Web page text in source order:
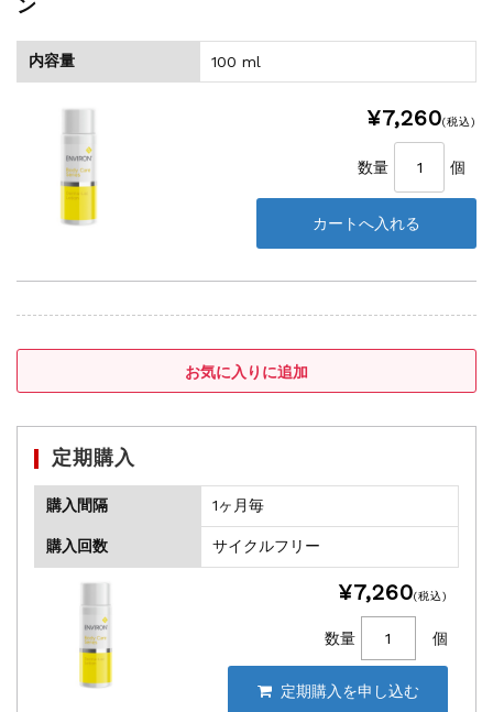
ン
内容量 100 ml
¥7,260(税込)
数量 個
定期購入
購入間隔 1ヶ月毎
購入回数 サイクルフリー
¥7,260(税込)
数量 個